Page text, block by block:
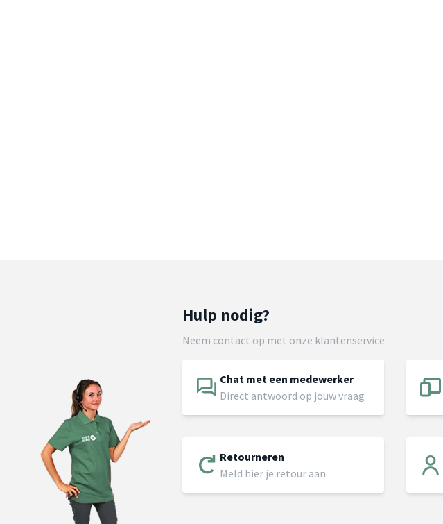
Hulp nodig?
Neem contact op met onze klantenservice
Chat met een medewerker
Direct antwoord op jouw vraag
Retourneren
Meld hier je retour aan